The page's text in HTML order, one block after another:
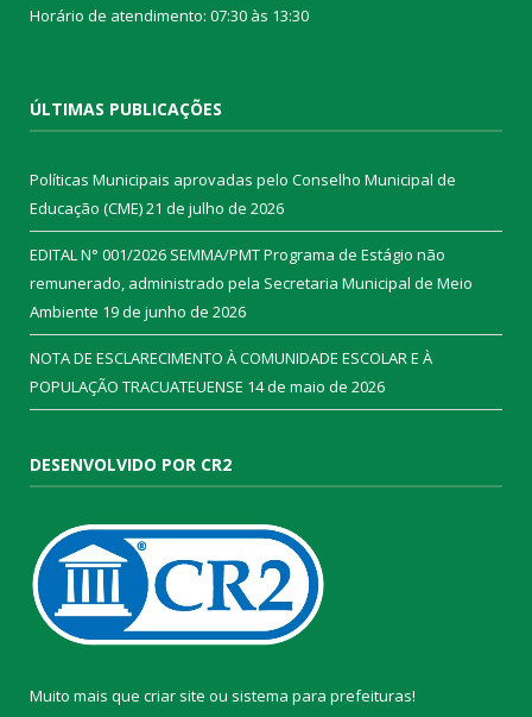
Horário de atendimento: 07:30 às 13:30
ÚLTIMAS PUBLICAÇÕES
Políticas Municipais aprovadas pelo Conselho Municipal de
Educação (CME)21 de julho de 2026
EDITAL N° 001/2026 SEMMA/PMT Programa de Estágio não
remunerado, administrado pela Secretaria Municipal de Meio
Ambiente 19 de junho de 2026
NOTA DE ESCLARECIMENTO À COMUNIDADE ESCOLAR E À
POPULAÇÃO TRACUATEUENSE 14 de maio de 2026
DESENVOLVIDO POR CR2
Muito mais que criar site ou sistema para prefeituras!